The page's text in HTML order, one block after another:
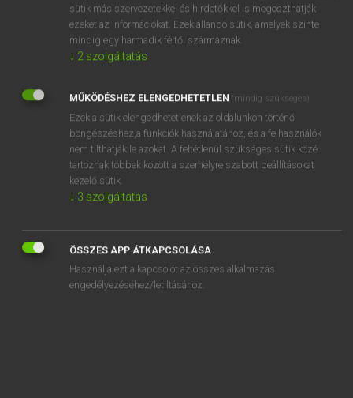
belépek.
REGISZTRÁCIÓ
EURÓPAI UNIÓS TERMINOLÓGIAI SZÓTÁR
Kapcsolódó anyagok
base hétérocyclique
baseline
base-load electricity
sütik más szervezetekkel és hirdetőkkel is megoszthatják
ezeket az információkat. Ezek állandó sütik, amelyek szinte
mindig egy harmadik féltől származnak.
↓ 2 szolgáltatás
MŰKÖDÉSHEZ ELENGEDHETETLEN (mindig szükséges)
Ezek a sütik elengedhetetlenek az oldalunkon történő
böngészéshez,a funkciók használatához, és a felhasználók
nem tilthatják le azokat. A feltétlenül szükséges sütik közé
tartoznak többek között a személyre szabott beállításokat
kezelő sütik.
↓ 3 szolgáltatás
ÖSSZES APP ÁTKAPCSOLÁSA
Használja ezt a kapcsolót az összes alkalmazás
engedélyezéséhez/letiltásához.